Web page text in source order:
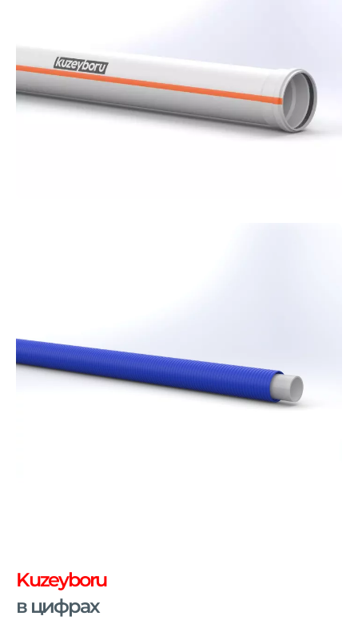
специально разработаны для систем «теплый
Kuzeyboru
в цифрах